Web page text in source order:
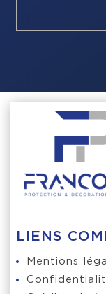
LIENS
Mentions